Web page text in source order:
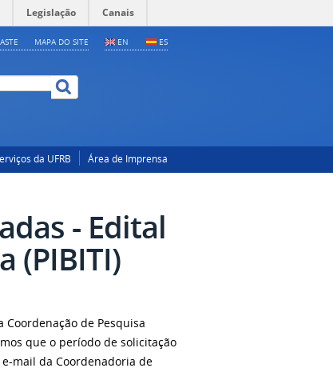
Legislação Canais
EN ES
MAPA DO SITE
da UFRB Área de Imprensa
- Edital
(PIBITI)
Coordenação de Pesquisa
que o período de solicitação
mail da Coordenadoria de